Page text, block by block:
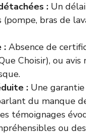
: Un
(pompe, bras de
: Absence de
Choisir), ou
: Une
du manque
témoignages
ou